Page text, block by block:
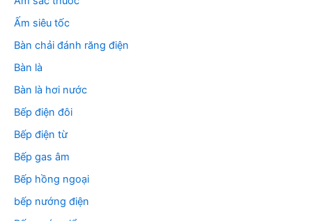
Ấm siêu tốc
Bàn chải đánh răng điện
Bàn là
Bàn là hơi nước
Bếp điện đôi
Bếp điện từ
Bếp gas âm
Bếp hồng ngoại
bếp nướng điện